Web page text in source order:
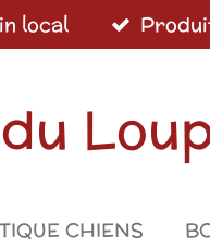
local
CHIENS